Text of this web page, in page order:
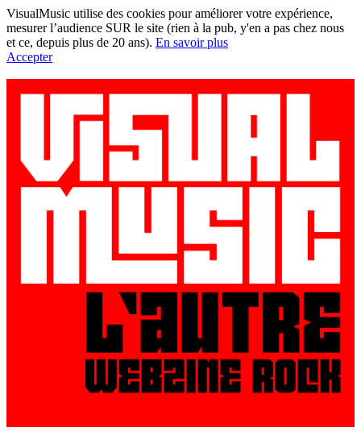
VisualMusic utilise des cookies pour améliorer votre expérience,
mesurer l’audience SUR le site (rien à la pub, y'en a pas chez nous
et ce, depuis plus de 20 ans). En savoir plus
Accepter